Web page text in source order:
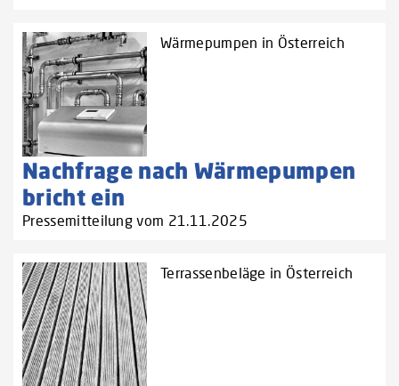
Wärmepumpen in Österreich
Nachfrage nach Wärmepumpen
bricht ein
Pressemitteilung vom 21.11.2025
Terrassenbeläge in Österreich